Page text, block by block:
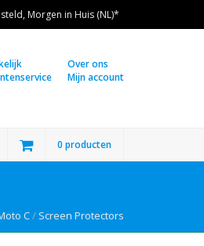
Morgen in Huis (NL)*
Over ons
Mijn account
0 producten
C/ Screen Protectors